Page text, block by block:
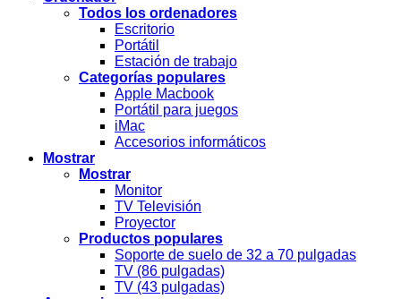
Todos los ordenadores
Escritorio
Portátil
Estación de trabajo
Categorías populares
Apple Macbook
Portátil para juegos
iMac
Accesorios informáticos
Mostrar
Mostrar
Monitor
TV Televisión
Proyector
Productos populares
Soporte de suelo de 32 a 70 pulgadas
TV (86 pulgadas)
TV (43 pulgadas)